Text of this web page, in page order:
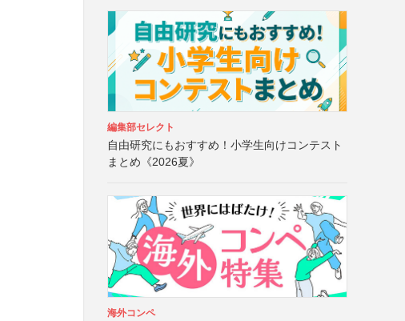
編集部セレクト
自由研究にもおすすめ！小学生向けコンテスト
まとめ《2026夏》
海外コンペ